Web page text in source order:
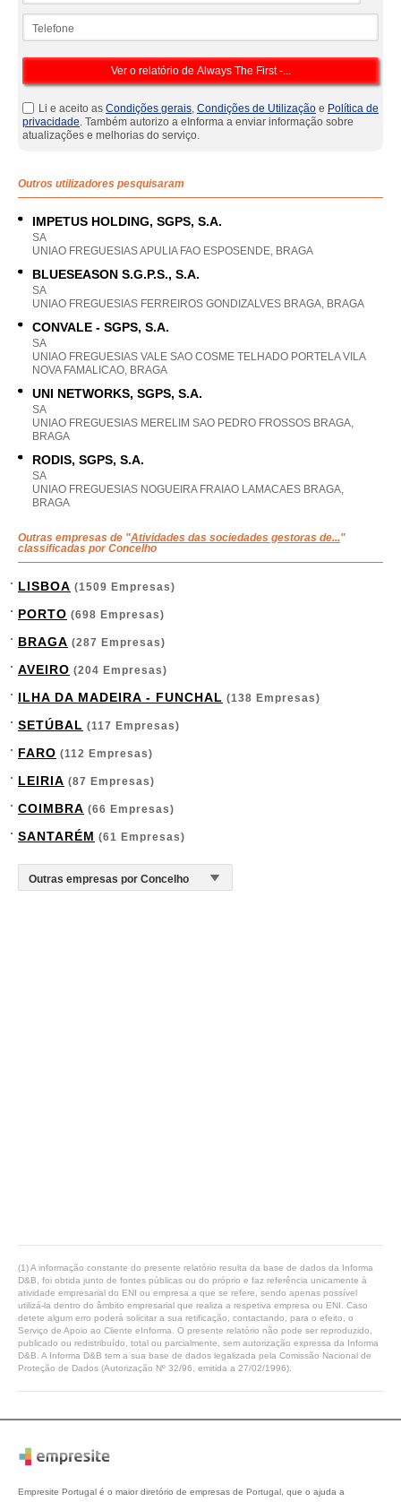
Li e aceito as Condições gerais, Condições de Utilização e Política de
privacidade. Também autorizo a eInforma a enviar informação sobre
atualizações e melhorias do serviço.
Outros utilizadores pesquisaram
IMPETUS HOLDING, SGPS, S.A.
SA
UNIAO FREGUESIAS APULIA FAO ESPOSENDE, BRAGA
BLUESEASON S.G.P.S., S.A.
SA
UNIAO FREGUESIAS FERREIROS GONDIZALVES BRAGA, BRAGA
CONVALE - SGPS, S.A.
SA
UNIAO FREGUESIAS VALE SAO COSME TELHADO PORTELA VILA
NOVA FAMALICAO, BRAGA
UNI NETWORKS, SGPS, S.A.
SA
UNIAO FREGUESIAS MERELIM SAO PEDRO FROSSOS BRAGA,
BRAGA
RODIS, SGPS, S.A.
SA
UNIAO FREGUESIAS NOGUEIRA FRAIAO LAMACAES BRAGA,
BRAGA
Outras empresas de "Atividades das sociedades gestoras de..."
classificadas por Concelho
LISBOA (1509 Empresas)
PORTO (698 Empresas)
BRAGA (287 Empresas)
AVEIRO (204 Empresas)
ILHA DA MADEIRA - FUNCHAL (138 Empresas)
SETÚBAL (117 Empresas)
FARO (112 Empresas)
LEIRIA (87 Empresas)
COIMBRA (66 Empresas)
SANTARÉM (61 Empresas)
(1) A informação constante do presente relatório resulta da base de dados da Informa
D&B, foi obtida junto de fontes públicas ou do próprio e faz referência unicamente à
atividade empresarial do ENI ou empresa a que se refere, sendo apenas possível
utilizá-la dentro do âmbito empresarial que realiza a respetiva empresa ou ENI. Caso
detete algum erro poderá solicitar a sua retificação, contactando, para o efeito, o
Serviço de Apoio ao Cliente eInforma. O presente relatório não pode ser reproduzido,
publicado ou redistribuído, total ou parcialmente, sem autorização expressa da Informa
D&B. A Informa D&B tem a sua base de dados legalizada pela Comissão Nacional de
Proteção de Dados (Autorização Nº 32/96, emitida a 27/02/1996).
Empresite Portugal é o maior diretório de empresas de Portugal, que o ajuda a